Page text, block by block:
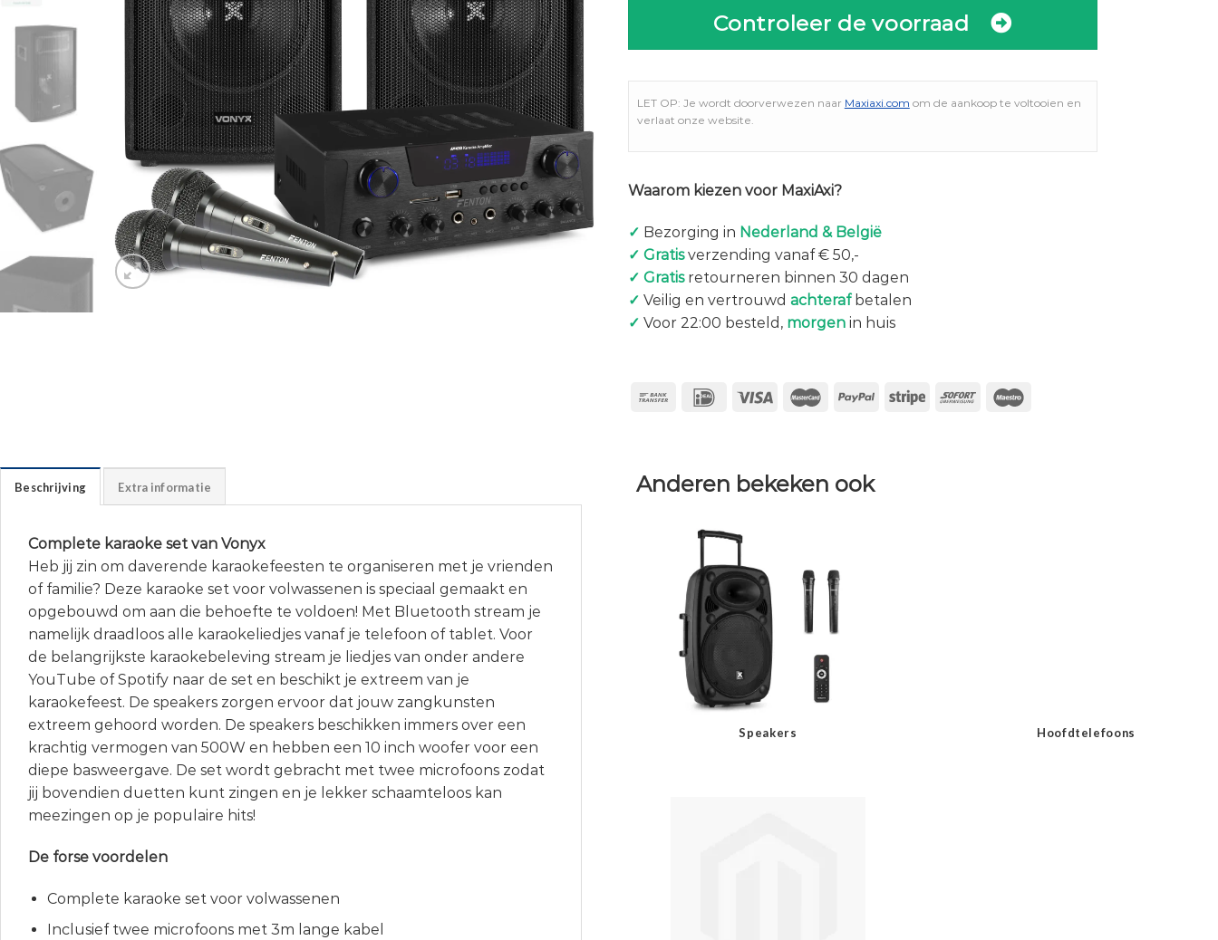
Controleer de voorraad
LET OP: Je wordt doorverwezen naar Maxiaxi.com om de aankoop te voltooien en
verlaat onze website.
Waarom kiezen voor MaxiAxi?
✓ Bezorging in Nederland & België
✓ Gratisverzending vanaf € 50,-
✓ Gratisretourneren binnen 30 dagen
✓ Veilig en vertrouwd achterafbetalen
✓ Voor 22:00 besteld, morgenin huis
Beschrijving Extra informatie
Complete karaoke set van Vonyx
Heb jij zin om daverende karaokefeesten te organiseren met je vrienden
of familie? Deze karaoke set voor volwassenen is speciaal gemaakt en
opgebouwd om aan die behoefte te voldoen! Met Bluetooth stream je
namelijk draadloos alle karaokeliedjes vanaf je telefoon of tablet. Voor
de belangrijkste karaokebeleving stream je liedjes van onder andere
YouTube of Spotify naar de set en beschikt je extreem van je
karaokefeest. De speakers zorgen ervoor dat jouw zangkunsten
extreem gehoord worden. De speakers beschikken immers over een
krachtig vermogen van 500W en hebben een 10 inch woofer voor een
diepe basweergave. De set wordt gebracht met twee microfoons zodat
jij bovendien duetten kunt zingen en je lekker schaamteloos kan
meezingen op je populaire hits!
De forse voordelen
Complete karaoke set voor volwassenen
Inclusief twee microfoons met 3m lange kabel
Anderen bekeken ook
Speakers Hoofdtelefoons